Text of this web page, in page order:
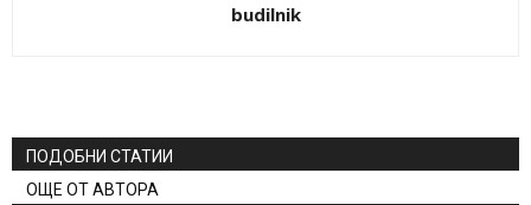
budilnik
ПОДОБНИ СТАТИИ
ОЩЕ ОТ АВТОРА